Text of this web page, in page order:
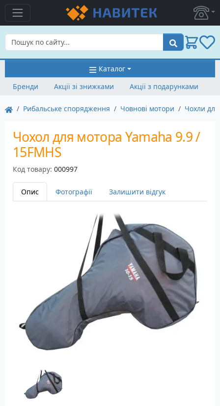
Пошук
Каталог
Бренди
Акції зі знижками Акції з подарунками
Рибальське спорядження Човнові мотори Чохли
Чохол для мотора Yamaha 9.9 /
15FMHS
Код товару: 000997
Опис Фотографії Залишити відгук